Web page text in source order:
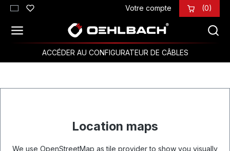
Passer au contenu principal Votre compte (0)
ACCÉDER AU CONFIGURATEUR DE CÂBLES
Location maps
We use OpenStreetMap as tile provider to show you visually